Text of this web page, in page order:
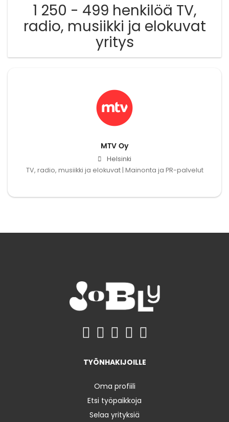
1 250 - 499 henkilöä TV,
radio, musiikki ja elokuvat
yritys
MTV Oy
Helsinki
TV, radio, musiikki ja elokuvat | Mainonta ja PR-palvelut
TYÖNHAKIJOILLE
Oma profiili
Etsi työpaikkoja
Selaa yrityksiä